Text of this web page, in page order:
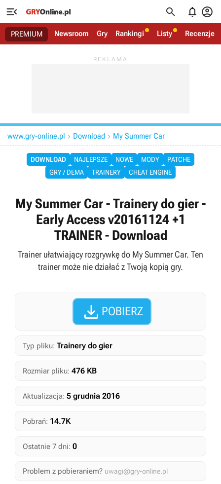
   
PREMIUM Newsroom Gry Rankingi Listy Recenzje
www.gry-online.pl  Download  My Summer Car
DOWNLOAD NAJLEPSZE NOWE MODY
PATCHE
GRY / DEMA
TRAINERY CHEAT ENGINE
My Summer Car - Trainery do gier -
Early Access v20161124 +1
TRAINER - Download
Trainer ułatwiający rozgrywkę do My Summer Car. Ten
trainer może nie działać z Twoją kopią gry.
 POBIERZ
Typ pliku: Trainery do gier
Rozmiar pliku: 476 KB
Aktualizacja: 5 grudnia 2016
Pobrań: 14.7K
Ostatnie 7 dni: 0
Problem z pobieraniem? uwagi@gry-online.pl